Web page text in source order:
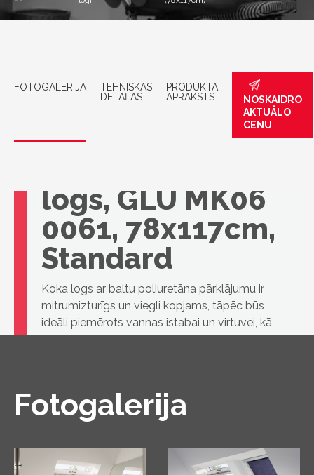
FOTOGALERIJA
TEHNISKĀS
DETAĻAS
PRODUKTA
APRAKSTS
NOSKAIDRO
AKTUĀLO
CENU
logs, GLU MK06
0061, 78x117cm,
Standard
Koka logs ar baltu poliuretāna pārklājumu ir
mitrumizturīgs un viegli kopjams, tāpēc būs
ideāli piemērots vannas istabai un virtuvei, kā
arī telpām, kur dizainā iederas baltie logi.
Fotogalerija